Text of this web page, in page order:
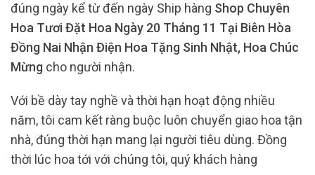
đúng ngày kể từ đến ngày Ship hàng Shop Chuyên
Hoa Tươi Đặt Hoa Ngày 20 Tháng 11 Tại Biên Hòa
Đồng Nai Nhận Điện Hoa Tặng Sinh Nhật, Hoa Chúc
Mừng cho người nhận.
Với bề dày tay nghề và thời hạn hoạt động nhiều
năm, tôi cam kết ràng buộc luôn chuyển giao hoa tận
nhà, đúng thời hạn mang lại người tiêu dùng. Đồng
thời lúc hoa tới với chúng tôi, quý khách hàng